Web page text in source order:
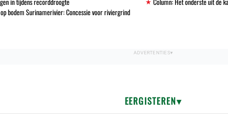
bodem Surinamerivier: Concessie voor riviergrind
EERGISTEREN